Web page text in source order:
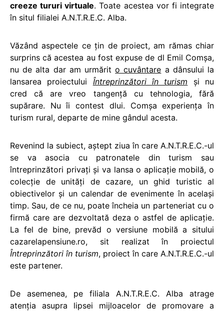
creeze tururi virtuale. Toate acestea vor fi integrate
în situl filialei A.N.T.R.E.C. Alba.
Văzând aspectele ce țin de proiect, am rămas chiar
surprins că acestea au fost expuse de dl Emil Comșa,
nu de alta dar am urmărito cuvântare a dânsului la
lansarea proiectului Întreprinzători în turism și nu
cred că are vreo tangență cu tehnologia, fără
supărare. Nu îi contest dlui. Comșa experiența în
turism rural, departe de mine gândul acesta.
Revenind la subiect, aștept ziua în care A.N.T.R.E.C.-ul
se va asocia cu patronatele din turism sau
întreprinzători privați și va lansa o aplicație mobilă, o
colecție de unități de cazare, un ghid turistic al
obiectivelor și un calendar de evenimente în același
timp. Sau, de ce nu, poate încheia un parteneriat cu o
firmă care are dezvoltată deza o astfel de aplicație.
La fel de bine, prevăd o versiune mobilă a sitului
cazarelapensiune.ro, sit realizat în proiectul
Întreprinzători în turism, proiect în care A.N.T.R.E.C.-ul
este partener.
De asemenea, pe filiala A.N.T.R.E.C. Alba atrage
atenția asupra lipsei mijloacelor de promovare a